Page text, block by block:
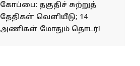
கோப்பை: தகுதிச் சுற்றுத்
தேதிகள் வெளியீடு; 14
அணிகள் மோதும் தொடர்!